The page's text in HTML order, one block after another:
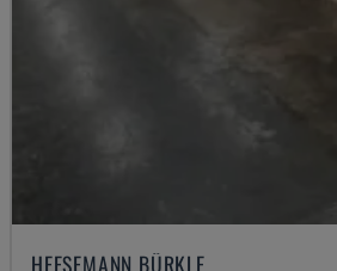
HEESEMANN BÜRKLE